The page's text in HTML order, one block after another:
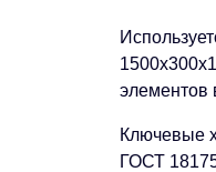
элементов
Ключевые
ГОСТ